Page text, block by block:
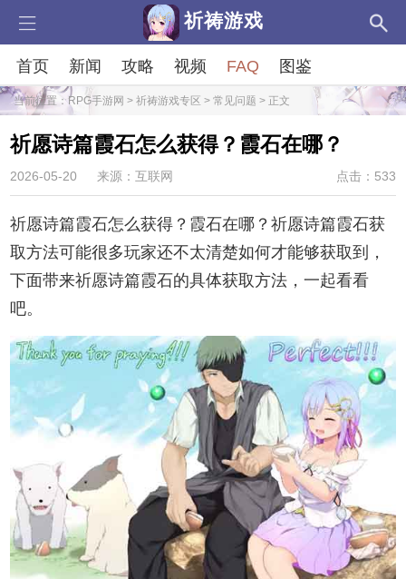
祈祷游戏
首页 新闻 攻略 视频 FAQ 图鉴
当前位置：RPG手游网 > 祈祷游戏专区 > 常见问题 > 正文
祈愿诗篇霞石怎么获得？霞石在哪？
2026-05-20 来源：互联网 点击：533
祈愿诗篇霞石怎么获得？霞石在哪？祈愿诗篇霞石获
取方法可能很多玩家还不太清楚如何才能够获取到，
下面带来祈愿诗篇霞石的具体获取方法，一起看看
吧。